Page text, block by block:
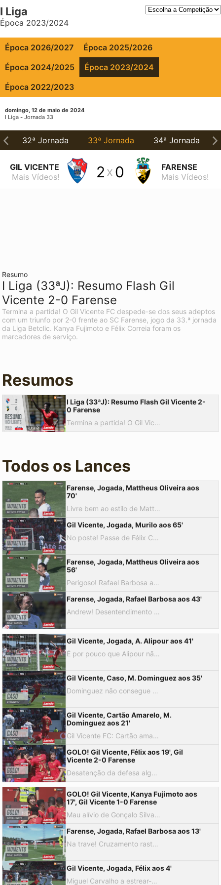
I Liga
Época 2023/2024
Época 2026/2027
Época 2025/2026
Época 2024/2025
Época 2023/2024
Época 2022/2023
domingo, 12 de maio de 2024
I Liga - Jornada 33
32ª Jornada 33ª Jornada 34ª Jornada
GIL VICENTE
Mais Vídeos!
2 x 0
FARENSE
Mais Vídeos!
Resumo
I Liga (33ªJ): Resumo Flash Gil
Vicente 2-0 Farense
Termina a partida! O Gil Vicente FC despede-se dos seus adeptos
com um triunfo por 2-0 frente ao SC Farense, jogo da 33.ª jornada
da Liga Betclic. Kanya Fujimoto e Félix Correia foram os
marcadores de serviço.
Resumos
I Liga (33ªJ): Resumo Flash Gil Vicente 2-
0 Farense
Termina a partida! O Gil Vicente FC despede-se dos seus adeptos com um triunfo por 2-0 frente ao SC Farense, jogo da 33.ª jornada da Liga Betclic. Kanya Fujimoto e Félix Correia foram os marcadores de serviço.
Todos os Lances
Farense, Jogada, Mattheus Oliveira aos
70'
Livre bem ao estilo de Mattheus Oliveira, Andrew ficou pregado ao relvado, valeu-lhe que a bola foi ao lado!
Gil Vicente, Jogada, Murilo aos 65'
No poste! Passe de Félix Correia a desmarcar Murilo, este ganha a frente a Gonçalo Silva, pica a bola por cima de Miguel Carvalho mas acerta no ferro.
Farense, Jogada, Mattheus Oliveira aos
56'
Perigoso! Rafael Barbosa ajeitou para Mattheus Oliveira, este armou o remate de fora da área, forte e cruzado, Andrew bem se lançou, a bola acabou por sair ao lado.
Farense, Jogada, Rafael Barbosa aos 43'
Andrew! Desentendimento entre Félix Correia e Zé Carlos, deixam a bola à mercê de Rafael Barbosa, remate cruzado puxado ao poste direito, é novamente o guarda-redes gilista que com a ponta da luva evita o golo.
Gil Vicente, Jogada, A. Alipour aos 41'
É por pouco que Alipour não consegue o 3-0, chegou ligeiramente atrasado ao cruzamento de Félix Correia!
Gil Vicente, Caso, M. Dominguez aos 35'
Dominguez não consegue cruzar, desarmado na área por Pastor, o árbitro manda seguir.
Gil Vicente, Cartão Amarelo, M.
Dominguez aos 21'
Gil Vicente FC: Cartão amarelo para M. Dominguez. Entrada imprudente sobre Mattheus Oliveira.
GOLO! Gil Vicente, Félix aos 19', Gil
Vicente 2-0 Farense
Desatenção da defesa algarvia, Murilo antecipa-se a Igor Rossi e assiste Félix Correia que isolado atira para o 2-0!
GOLO! Gil Vicente, Kanya Fujimoto aos
17', Gil Vicente 1-0 Farense
Mau alívio de Gonçalo Silva, Alipour aparecia para finalizar mas cai na área no duelo com Igor Rossi, a bola sobra para Kanya Fujimoto que com um rasteiro abre o marcador!
Farense, Jogada, Rafael Barbosa aos 13'
Na trave! Cruzamento rasteiro de Bruno Duarte que chega a Rafael Barbosa, remate forte que Andrew ainda consegue desviar com a ponta da luva e a bola vai ao ferro.
Gil Vicente, Jogada, Félix aos 4'
Miguel Carvalho a estrear-se já com uma grande intervenção! Boa jogada da equipa gilista, a culminar com o passe de Alipour para finalização de Félix Correia, o guardião dos algarvios a fazer a mancha e a negar o golo.